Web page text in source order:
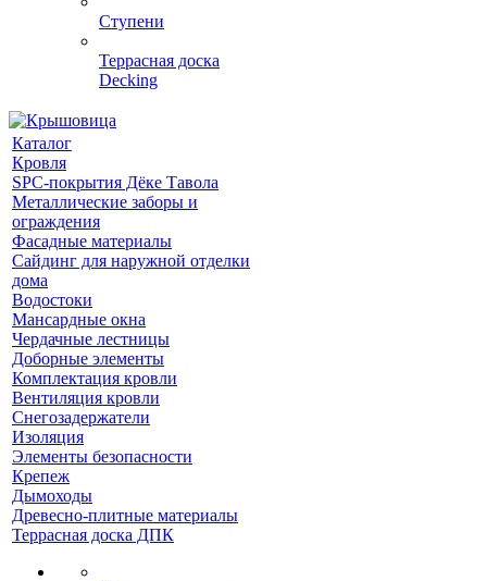
Ступени
Террасная доска
Decking
Каталог
Кровля
SPC-покрытия Дёке Тавола
Металлические заборы и
ограждения
Фасадные материалы
Сайдинг для наружной отделки
дома
Водостоки
Мансардные окна
Чердачные лестницы
Доборные элементы
Комплектация кровли
Вентиляция кровли
Снегозадержатели
Изоляция
Элементы безопасности
Крепеж
Дымоходы
Древесно-плитные материалы
Террасная доска ДПК